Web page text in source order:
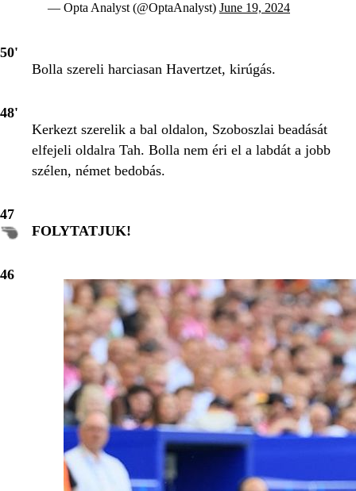
— Opta Analyst (@OptaAnalyst) June 19, 2024
50'
Bolla szereli harciasan Havertzet, kirúgás.
48'
Kerkezt szerelik a bal oldalon, Szoboszlai beadását
elfejeli oldalra Tah. Bolla nem éri el a labdát a jobb
szélen, német bedobás.
47
FOLYTATJUK!
46